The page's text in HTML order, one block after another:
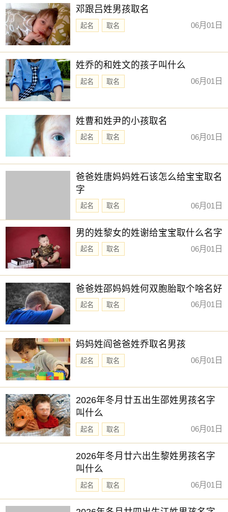
邓跟吕姓男孩取名
起名 取名 06月01日
姓乔的和姓文的孩子叫什么
起名 取名 06月01日
姓曹和姓尹的小孩取名
起名 取名 06月01日
爸爸姓唐妈妈姓石该怎么给宝宝取名
字
起名 取名 06月01日
男的姓黎女的姓谢给宝宝取什么名字
起名 取名 06月01日
爸爸姓邵妈妈姓何双胞胎取个啥名好
起名 取名 06月01日
妈妈姓阎爸爸姓乔取名男孩
起名 取名 06月01日
2026年冬月廿五出生邵姓男孩名字
叫什么
起名 取名 06月01日
2026年冬月廿六出生黎姓男孩名字
叫什么
起名 取名 06月01日